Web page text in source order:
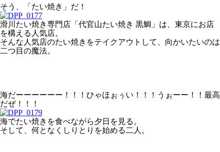
そう、「たい焼き」だ！
滑川たい焼き専門店「代官山たい焼き 黒鯛」は、東京にお店
を構える人気店。
そんな人気店のたい焼きをテイクアウトして、向かいたいのは
二つ目の魔法。
海だーーーーーー！！！ひゃほぉぅい！！！うぉーー！！最高
だぜ！！！
海でたい焼きを食べながら夕日を見る。
そして、何となくしりとりを始める二人。